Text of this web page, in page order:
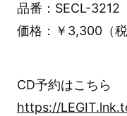
品番：SECL-3212
価格：￥3,300（税
CD予約はこちら
https://